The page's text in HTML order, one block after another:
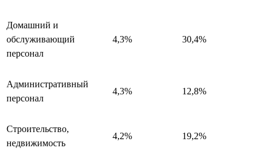
Домашний и
обслуживающий
персонал
4,3% 30,4%
Административный
персонал
4,3% 12,8%
Строительство,
недвижимость
4,2% 19,2%